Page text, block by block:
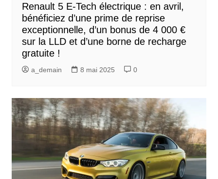
Renault 5 E-Tech électrique : en avril,
bénéficiez d’une prime de reprise
exceptionnelle, d’un bonus de 4 000 €
sur la LLD et d’une borne de recharge
gratuite !
a_demain 8 mai 2025 0